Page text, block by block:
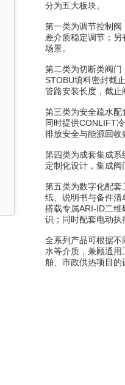
分为五大板块。
第一类为调节控制
差介质稳定调节；
场景。
第二类为切断类阀
STOBU填料密封截
管路安装长度，截
第三类为安全疏水配
同时提供CONLIFT
排放安全与能源回收
第四类为成套集成
定制化设计，集成
第五类为数字化配
纸、说明书与备件
搭载专属ARI-ID二
识；同时配套电动
全系列产品可根据
水等介质，兼顾通
舶、市政供热项目的